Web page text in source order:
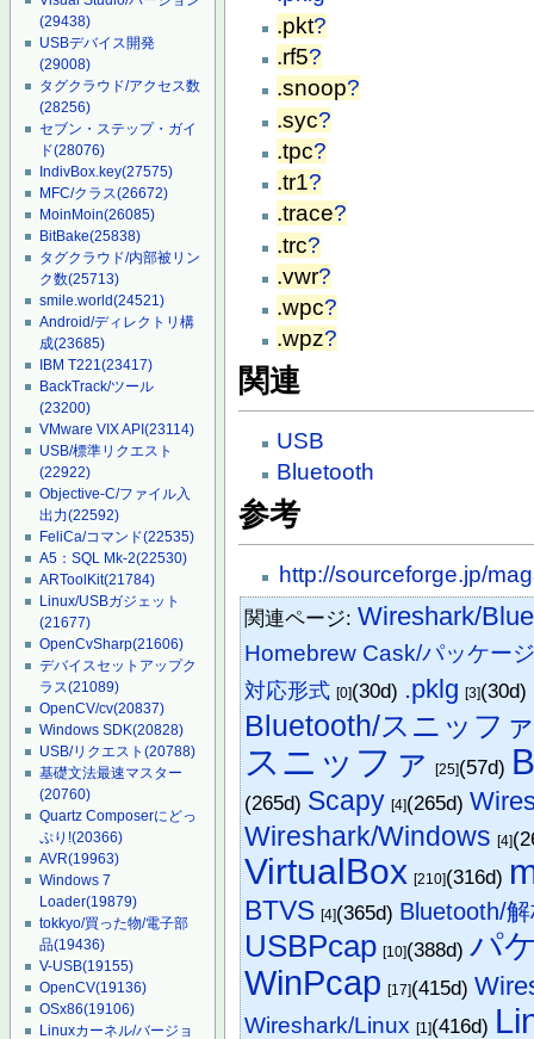
(29438)
USBデバイス開発
(29008)
タグクラウド/アクセス数
(28256)
セブン・ステップ・ガイ
ド(28076)
IndivBox.key(27575)
MFC/クラス(26672)
MoinMoin(26085)
BitBake(25838)
タグクラウド/内部被リン
ク数(25713)
smile.world(24521)
Android/ディレクトリ構
成(23685)
IBM T221(23417)
BackTrack/ツール
(23200)
VMware VIX API(23114)
USB/標準リクエスト
(22922)
Objective-C/ファイル入
出力(22592)
FeliCa/コマンド(22535)
A5：SQL Mk-2(22530)
ARToolKit(21784)
Linux/USBガジェット
(21677)
OpenCvSharp(21606)
デバイスセットアップク
ラス(21089)
OpenCV/cv(20837)
Windows SDK(20828)
USB/リクエスト(20788)
基礎文法最速マスター
(20760)
Quartz Composerにどっ
ぷり!(20366)
AVR(19963)
Windows 7
Loader(19879)
tokkyo/買った物/電子部
品(19436)
V-USB(19155)
OpenCV(19136)
OSx86(19106)
Linuxカーネル/バージョ
.pkt?
.rf5?
.snoop?
.syc?
.tpc?
.tr1?
.trace?
.trc?
.vwr?
.wpc?
.wpz?
関連
USB
Bluetooth
参考
http://sourceforge.jp/
関連ページ:Wireshark/
Homebrew Cask/パッケー
対応形式 [0](30d) .pklg [3](30d)
Bluetooth/スニッフ
スニッファ [25](57d)
(265d) Scapy [4](265d)
Wireshark/Windows [4]
VirtualBox [210](316d)
BTVS [4](365d) Bluetooth/
USBPcap [10](388d)パ
WinPcap [17](415d)
Wireshark/Linux [1](416d)